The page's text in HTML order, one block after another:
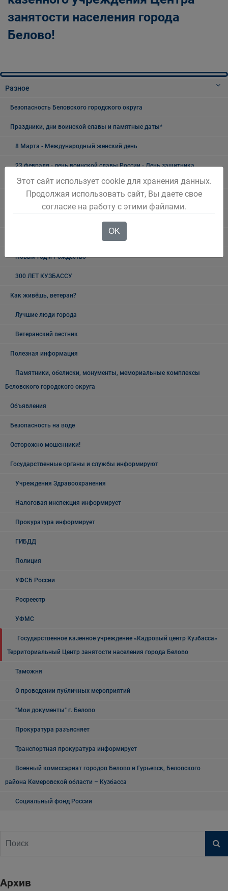
занятости населения города
Белово!
Разное
Безопасность Беловского городского округа
Праздники, дни воинской славы и памятные даты*
8 Марта - Международный женский день
23 февраля - день воинской славы России - День защитника
Отечества
День Шахтёра
Новый год и Рождество
300 ЛЕТ КУЗБАССУ
Как живёшь, ветеран?
Лучшие люди города
Ветеранский вестник
Полезная информация
Памятники, обелиски, монументы, мемориальные комплексы
Беловского городского округа
Объявления
Безопасность на воде
Осторожно мошенники!
Государственные органы и службы информируют
Учреждения Здравоохранения
Налоговая инспекция информирует
Прокуратура информирует
ГИБДД
Полиция
УФСБ России
Росреестр
УФМС
Государственное казенное учреждение «Кадровый центр Кузбасса»
Территориальный Центр занятости населения города Белово
Таможня
О проведении публичных мероприятий
"Мои документы" г. Белово
Прокуратура разъясняет
Транспортная прокуратура информирует
Военный комиссариат городов Белово и Гурьевск, Беловского
района Кемеровской области – Кузбасса
Социальный фонд России
Архив
Этот сайт использует cookie для хранения данных.
Продолжая использовать сайт, Вы даете свое
согласие на работу с этими файлами.
OK